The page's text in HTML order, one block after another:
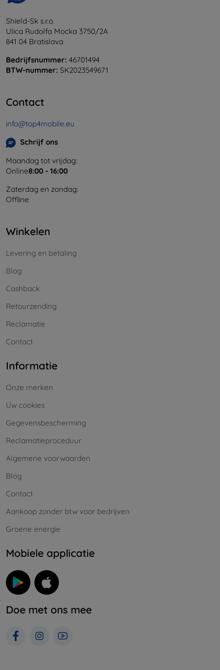
Shield-Sk s.r.o.
Ulica Rudolfa Mocka 3750/2A
841 04 Bratislava
Bedrijfsnummer: 46701494
BTW-nummer: SK2023549671
Contact
info@top4mobile.eu
Schrijf ons
Maandag tot vrijdag:
Online8:00 - 16:00
Zaterdag en zondag:
Offline
Winkelen
Levering en betaling
Blog
Cashback
Retourzending
Reclamatie
Contact
Informatie
Onze merken
Uw cookies
Gegevensbescherming
Reclamatieproceduur
Algemene voorwaarden
Blog
Contact
Aankoop zonder btw voor bedrijven
Groene energie
Mobiele applicatie
Doe met ons mee